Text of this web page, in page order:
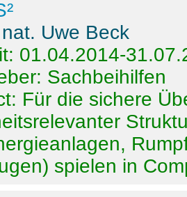
nat. Uwe Beck
01.04.2014-
Sachbeihilfen
Für die sichere
spielen in